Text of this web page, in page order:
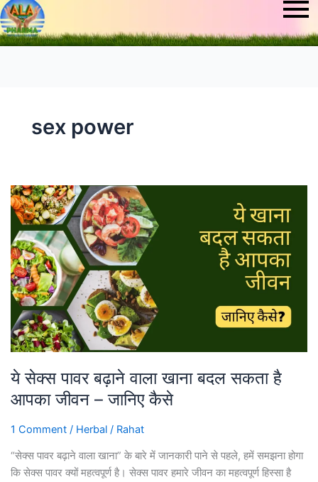
sex power
ये सेक्स पावर बढ़ाने वाला खाना बदल सकता है
आपका जीवन – जानिए कैसे
1 Comment / Herbal/ Rahat
“सेक्स पावर बढ़ाने वाला खाना” के बारे में जानकारी पाने से पहले, हमें समझना होगा
कि सेक्स पावर क्यों महत्वपूर्ण है। सेक्स पावर हमारे जीवन का महत्वपूर्ण हिस्सा है
ये
सेक्स
पावर
बढ़ाने
वाला
खाना
बदल
सकता
है
आपका
–
जानिए